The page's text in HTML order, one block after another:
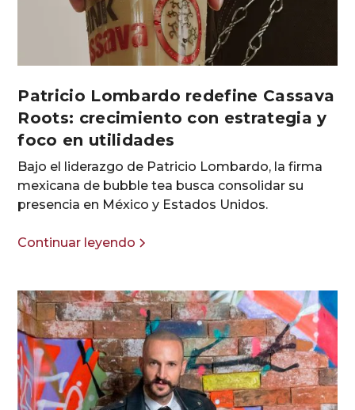
Patricio Lombardo redefine Cassava
Roots: crecimiento con estrategia y
foco en utilidades
Bajo el liderazgo de Patricio Lombardo, la firma
mexicana de bubble tea busca consolidar su
presencia en México y Estados Unidos.
Continuar leyendo